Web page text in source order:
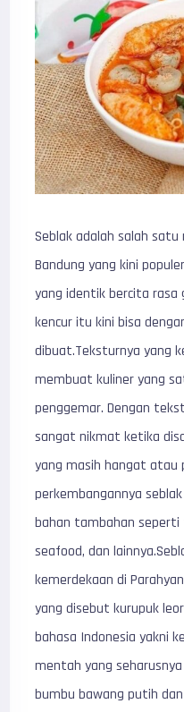
Seblak adalah salah
Bandung yang kini
yang identik bercita rasa
kencur itu kini bisa
dibuat.Teksturnya yang
membuat kuliner yang
penggemar. Dengan
sangat nikmat ketika
yang masih hangat atau
perkembangannya
bahan tambahan seperti
seafood, dan
kemerdekaan di
yang disebut kurupuk
bahasa Indonesia yakni
mentah yang
bumbu bawang putih